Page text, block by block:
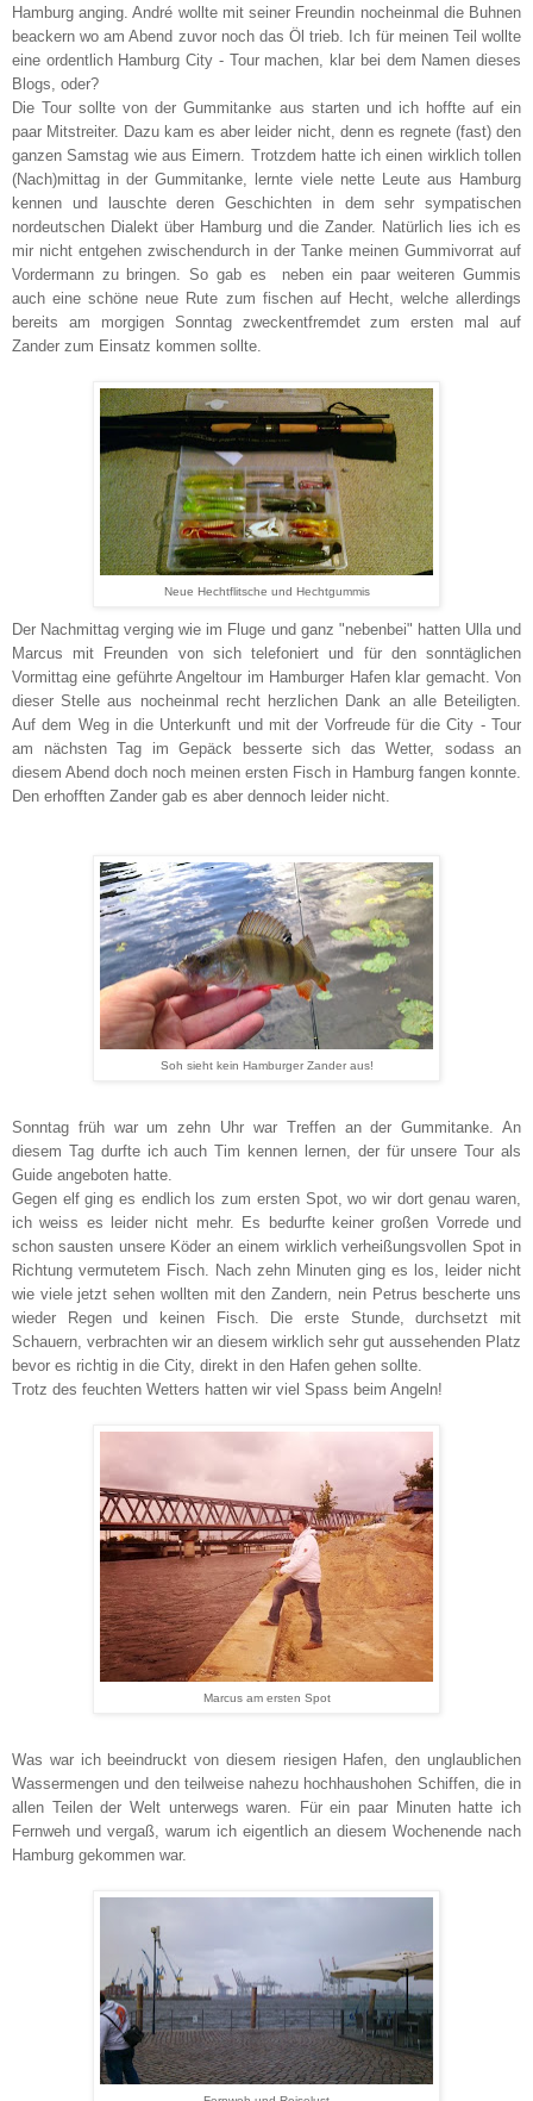
Hamburg anging. André wollte mit seiner Freundin nocheinmal die Buhnen
beackern wo am Abend zuvor noch das Öl trieb. Ich für meinen Teil wollte
eine ordentlich Hamburg City - Tour machen, klar bei dem Namen dieses
Blogs, oder?
Die Tour sollte von der Gummitanke aus starten und ich hoffte auf ein
paar Mitstreiter. Dazu kam es aber leider nicht, denn es regnete (fast) den
ganzen Samstag wie aus Eimern. Trotzdem hatte ich einen wirklich tollen
(Nach)mittag in der Gummitanke, lernte viele nette Leute aus Hamburg
kennen und lauschte deren Geschichten in dem sehr sympatischen
nordeutschen Dialekt über Hamburg und die Zander. Natürlich lies ich es
mir nicht entgehen zwischendurch in der Tanke meinen Gummivorrat auf
Vordermann zu bringen. So gab es neben ein paar weiteren Gummis
auch eine schöne neue Rute zum fischen auf Hecht, welche allerdings
bereits am morgigen Sonntag zweckentfremdet zum ersten mal auf
Zander zum Einsatz kommen sollte.
Neue Hechtflitsche und Hechtgummis
Der Nachmittag verging wie im Fluge und ganz "nebenbei" hatten Ulla und
Marcus mit Freunden von sich telefoniert und für den sonntäglichen
Vormittag eine geführte Angeltour im Hamburger Hafen klar gemacht. Von
dieser Stelle aus nocheinmal recht herzlichen Dank an alle Beteiligten.
Auf dem Weg in die Unterkunft und mit der Vorfreude für die City - Tour
am nächsten Tag im Gepäck besserte sich das Wetter, sodass an
diesem Abend doch noch meinen ersten Fisch in Hamburg fangen konnte.
Den erhofften Zander gab es aber dennoch leider nicht.
Soh sieht kein Hamburger Zander aus!
Sonntag früh war um zehn Uhr war Treffen an der Gummitanke. An
diesem Tag durfte ich auch Tim kennen lernen, der für unsere Tour als
Guide angeboten hatte.
Gegen elf ging es endlich los zum ersten Spot, wo wir dort genau waren,
ich weiss es leider nicht mehr. Es bedurfte keiner großen Vorrede und
schon sausten unsere Köder an einem wirklich verheißungsvollen Spot in
Richtung vermutetem Fisch. Nach zehn Minuten ging es los, leider nicht
wie viele jetzt sehen wollten mit den Zandern, nein Petrus bescherte uns
wieder Regen und keinen Fisch. Die erste Stunde, durchsetzt mit
Schauern, verbrachten wir an diesem wirklich sehr gut aussehenden Platz
bevor es richtig in die City, direkt in den Hafen gehen sollte.
Trotz des feuchten Wetters hatten wir viel Spass beim Angeln!
Marcus am ersten Spot
Was war ich beeindruckt von diesem riesigen Hafen, den unglaublichen
Wassermengen und den teilweise nahezu hochhaushohen Schiffen, die in
allen Teilen der Welt unterwegs waren. Für ein paar Minuten hatte ich
Fernweh und vergaß, warum ich eigentlich an diesem Wochenende nach
Hamburg gekommen war.